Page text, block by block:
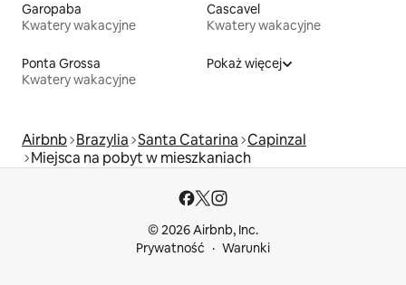
Garopaba
Kwatery wakacyjne
Cascavel
Kwatery wakacyjne
Ponta Grossa
Kwatery wakacyjne
Pokaż więcej
Airbnb Brazylia Santa Catarina Capinzal
Miejsca na pobyt w mieszkaniach
© 2026 Airbnb, Inc.
Prywatność
Warunki